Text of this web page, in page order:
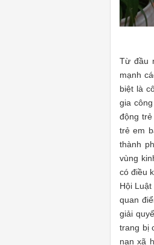
Từ đầu
mạnh
biệt là
gia
động
trẻ em
thành
vùng
có điều
Hội
quan
giải
trang bị
nạn xã